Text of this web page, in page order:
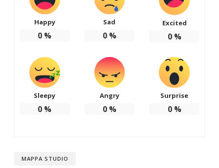
Happy
0 %
Sad
0%
Excited
0%
Sleepy
0 %
Angry
0%
Surprise
0%
MAPPA STUDIO